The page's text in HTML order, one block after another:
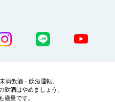
満飲酒・飲酒運転。
飲酒はやめましょう。
適量です。